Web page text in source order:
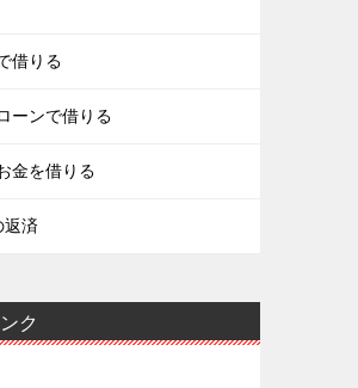
借りる
ーンで借りる
金を借りる
返済
ク